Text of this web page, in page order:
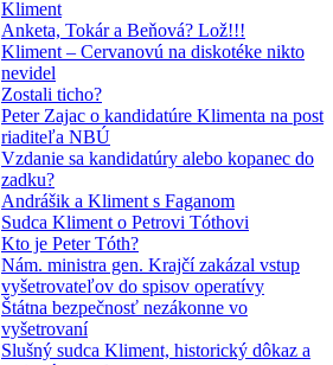
Kliment
Anketa, Tokár a Beňová? Lož!!!
Kliment – Cervanovú na diskotéke nikto
nevidel
Zostali ticho?
Peter Zajac o kandidatúre Klimenta na post
riaditeľa NBÚ
Vzdanie sa kandidatúry alebo kopanec do
zadku?
Andrášik a Kliment s Faganom
Sudca Kliment o Petrovi Tóthovi
Kto je Peter Tóth?
Nám. ministra gen. Krajčí zakázal vstup
vyšetrovateľov do spisov operatívy
Štátna bezpečnosť nezákonne vo
vyšetrovaní
Slušný sudca Kliment, historický dôkaz a